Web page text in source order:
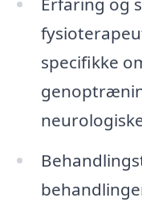
specifikke